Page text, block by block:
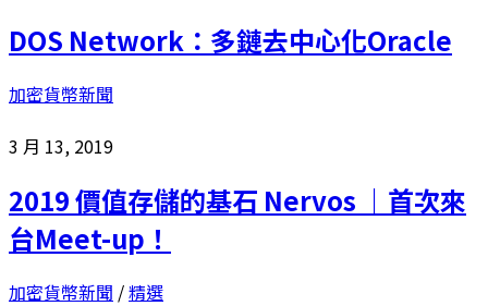
DOS Network：多鏈去中心化Oracle
加密貨幣新聞
3 月 13, 2019
2019 價值存儲的基石 Nervos ｜首次來
台Meet-up！
加密貨幣新聞 /精選